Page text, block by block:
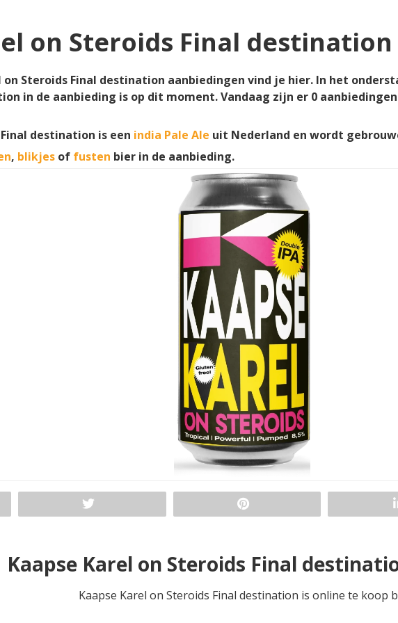
on Steroids Final
on Steroids Final destination aanbiedingen vind je hier. In het
in de aanbieding is op dit moment. Vandaag zijn er 0
destination is een india Pale Ale uit Nederland en wordt
, blikjes of fusten bier in de aanbieding.
Kaapse Karel on Steroids Final
Kaapse Karel on Steroids Final destination is online te koop